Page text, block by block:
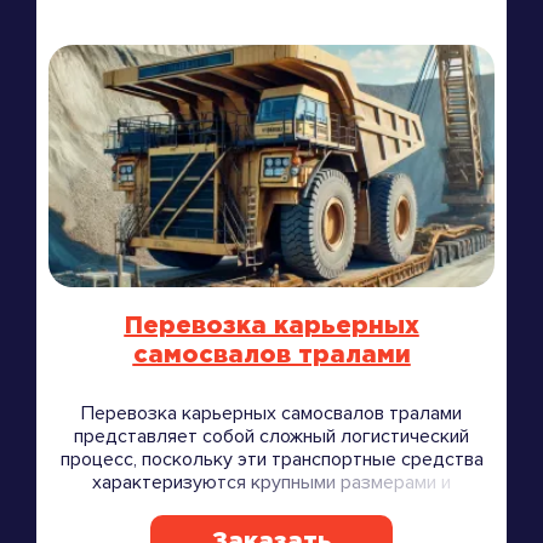
Перевозка карьерных
самосвалов тралами
Перевозка карьерных самосвалов тралами
представляет собой сложный логистический
процесс, поскольку эти транспортные средства
характеризуются крупными размерами и